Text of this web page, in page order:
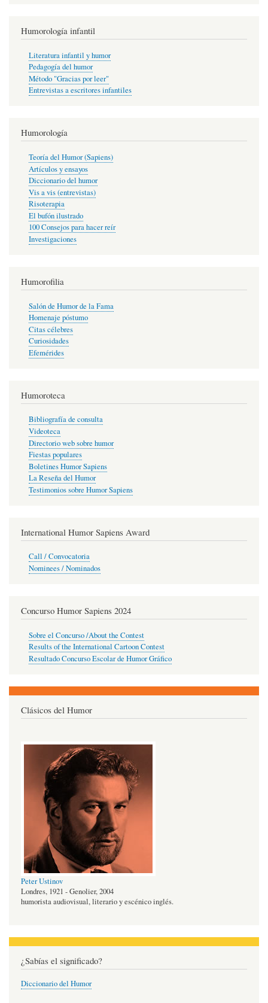
Humorología infantil
Literatura infantil y humor
Pedagogía del humor
Método "Gracias por leer"
Entrevistas a escritores infantiles
Humorología
Teoría del Humor (Sapiens)
Artículos y ensayos
Diccionario del humor
Vis a vis (entrevistas)
Risoterapia
El bufón ilustrado
100 Consejos para hacer reír
Investigaciones
Humorofilia
Salón de Humor de la Fama
Homenaje póstumo
Citas célebres
Curiosidades
Efemérides
Humoroteca
Bibliografía de consulta
Videoteca
Directorio web sobre humor
Fiestas populares
Boletines Humor Sapiens
La Reseña del Humor
Testimonios sobre Humor Sapiens
International Humor Sapiens Award
Call / Convocatoria
Nominees / Nominados
Concurso Humor Sapiens 2024
Sobre el Concurso /About the Contest
Results of the International Cartoon Contest
Resultado Concurso Escolar de Humor Gráfico
Clásicos del Humor
Peter Ustinov
Londres, 1921 - Genolier, 2004
humorista audiovisual, literario y escénico inglés.
¿Sabías el significado?
Diccionario del Humor